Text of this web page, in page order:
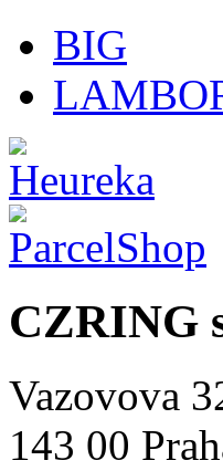
BIG
CZRING
Vazovova
143 00